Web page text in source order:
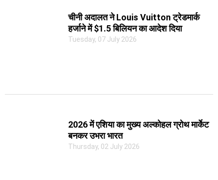
चीनी अदालत ने Louis Vuitton ट्रेडमार्क
हर्जाने में $1.5 बिलियन का आदेश दिया
Tuesday, 07 July 2026
2026 में एशिया का मुख्य अल्कोहल ग्रोथ मार्केट
बनकर उभरा भारत
Thursday, 02 July 2026